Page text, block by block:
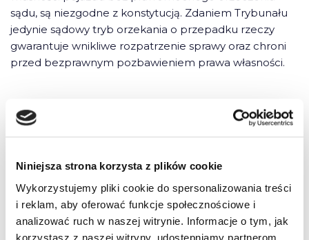
Niniejsza strona korzysta z plików cookie
Wykorzystujemy pliki cookie do spersonalizowania treści
i reklam, aby oferować funkcje społecznościowe i
analizować ruch w naszej witrynie. Informacje o tym, jak
korzystasz z naszej witryny, udostępniamy partnerom
sądu, są niezgodne z konstytucją. Zdaniem Trybunału
jedynie sądowy tryb orzekania o przepadku rzeczy
gwarantuje wnikliwe rozpatrzenie sprawy oraz chroni
przed bezprawnym pozbawieniem prawa własności.
Zgodnie z nowelizacją, można usunąć pojazd, który stoi
niepełnosprawnych, albo został zaparkowany pod
znakiem zapowiadającym usunięcie pojazdu na koszt
właściciela.